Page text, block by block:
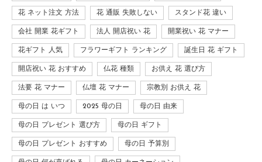
花 ネット注文 方法 花 通販 失敗しない スタンド花 違い
会社 開業 花ギフト 法人 開店祝い 花 開業祝い 花 マナー
花ギフト 人気 フラワーギフト ランキング 誕生日 花 ギフト
開店祝い 花 おすすめ 仏花 種類 お供え 花 選び方
法要 花 マナー 仏壇 花 マナー 宗教別 お供え 花
母の日 は いつ 2025 母の日 母の日 由来
母の日 プレゼント 選び方 母の日 ギフト
母の日 プレゼント おすすめ 母の日 予算別